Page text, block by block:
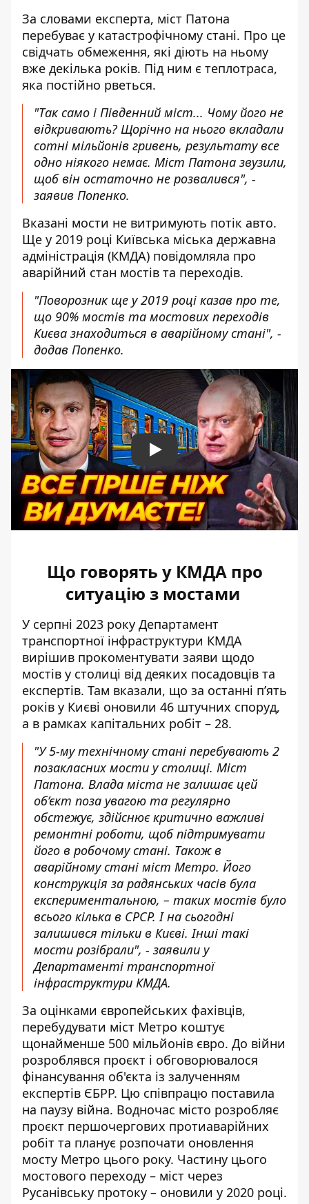
За словами експерта, міст Патона
перебуває у катастрофічному стані. Про це
свідчать обмеження, які діють на ньому
вже декілька років. Під ним є теплотраса,
яка постійно рветься.
"Так само і Південний міст... Чому його не
відкривають? Щорічно на нього вкладали
сотні мільйонів гривень, результату все
одно ніякого немає. Міст Патона звузили,
щоб він остаточно не розвалився", -
заявив Попенко.
Вказані мости не витримують потік авто.
Ще у 2019 році Київська міська державна
адміністрація (КМДА) повідомляла про
аварійний стан мостів та переходів.
"Поворозник ще у 2019 році казав про те,
що 90% мостів та мостових переходів
Києва знаходиться в аварійному стані", -
додав Попенко.
Play
Що говорять у КМДА про
ситуацію з мостами
У серпні 2023 року Департамент
транспортної інфраструктури КМДА
вирішив прокоментувати заяви щодо
мостів у столиці від деяких посадовців та
експертів. Там вказали, що за останні п’ять
років у Києві оновили 46 штучних споруд,
а в рамках капітальних робіт – 28.
"У 5-му технічному стані перебувають 2
позакласних мости у столиці. Міст
Патона. Влада міста не залишає цей
об’єкт поза увагою та регулярно
обстежує, здійснює критично важливі
ремонтні роботи, щоб підтримувати
його в робочому стані. Також в
аварійному стані міст Метро. Його
конструкція за радянських часів була
експериментальною, – таких мостів було
всього кілька в СРСР. І на сьогодні
залишився тільки в Києві. Інші такі
мости розібрали", - заявили у
Департаменті транспортної
інфраструктури КМДА.
За оцінками європейських фахівців,
перебудувати міст Метро коштує
щонайменше 500 мільйонів євро. До війни
розроблявся проєкт і обговорювалося
фінансування об'єкта із залученням
експертів ЄБРР. Цю співпрацю поставила
на паузу війна. Водночас місто розробляє
проєкт першочергових протиаварійних
робіт та планує розпочати оновлення
мосту Метро цього року. Частину цього
мостового переходу – міст через
Русанівську протоку – оновили у 2020 році.